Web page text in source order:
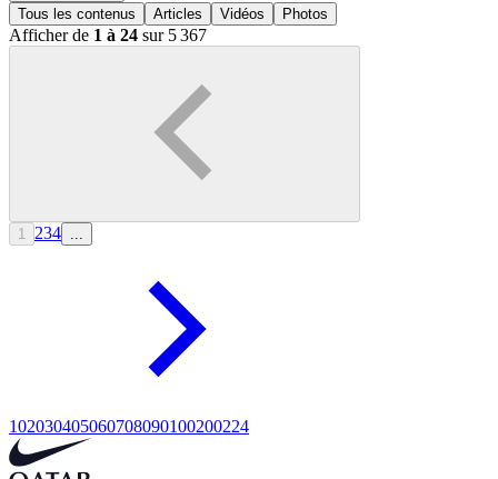
Tous les contenus
Articles Vidéos Photos
Afficher de 1 à 24 sur 5 367
1 234
102030405060708090100200224